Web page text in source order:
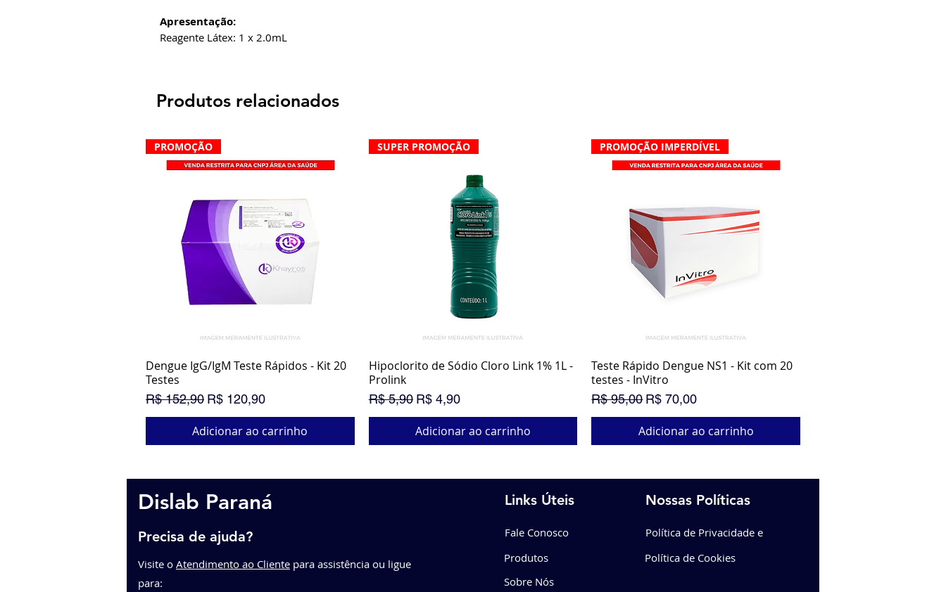
Apresentação:
Reagente Látex: 1 x 2.0mL
Produtos relacionados
Visualização rápida
PROMOÇÃO
Dengue IgG/IgM Teste Rápidos - Kit 20
Testes
Preço normal
R$ 152,90 Preço promocional
R$ 120,90
Adicionar ao carrinho
Visualização rápida
SUPER PROMOÇÃO
Hipoclorito de Sódio Cloro Link 1% 1L -
Prolink
Preço normal
R$ 5,90 Preço promocional
R$ 4,90
Adicionar ao carrinho
Visualização rápida
PROMOÇÃO IMPERDÍVEL
Teste Rápido Dengue NS1 - Kit com 20
testes - InVitro
Preço normal
R$ 95,00 Preço promocional
R$ 70,00
Adicionar ao carrinho
Dislab Paraná
Precisa de ajuda?
Visite o Atendimento ao Cliente para assistência ou ligue
para:
Links Úteis Nossas Políticas
Fale Conosco
Produtos
Política de Privacidade e
Política de Cookies
Sobre Nós